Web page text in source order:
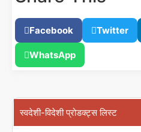
Facebook Twitter
WhatsApp
स्वदेशी-विदेशी प्रोडक्ट्स लिस्ट